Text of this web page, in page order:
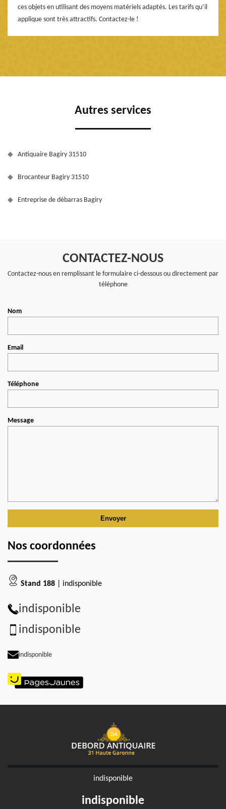
ces objets en utilisant des moyens matériels adaptés. Les tarifs qu’il
applique sont très attractifs. Contactez-le !
Autres services
Antiquaire Bagiry 31510
Brocanteur Bagiry 31510
Entreprise de débarras Bagiry
CONTACTEZ-NOUS
Contactez-nous en remplissant le formulaire ci-dessous ou directement par
téléphone
Nom
Email
Téléphone
Message
Nos coordonnées
Stand 188 | indisponible
indisponible
indisponible
indisponible
indisponible
indisponible